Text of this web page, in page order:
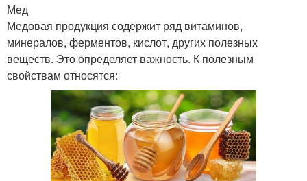
Мед
Медовая продукция содержит ряд витаминов,
минералов, ферментов, кислот, других полезных
веществ. Это определяет важность. К полезным
свойствам относятся: